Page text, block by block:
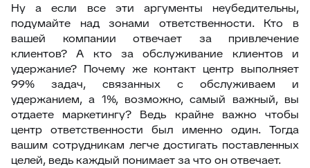
Ну а если все эти аргументы неубедительны,
подумайте над зонами ответственности. Кто в
вашей компании отвечает за привлечение
клиентов? А кто за обслуживание клиентов и
удержание? Почему же контакт центр выполняет
99% задач, связанных с обслуживаем и
удержанием, а 1%, возможно, самый важный, вы
отдаете маркетингу? Ведь крайне важно чтобы
центр ответственности был именно один. Тогда
вашим сотрудникам легче достигать поставленных
целей, ведь каждый понимает за что он отвечает.